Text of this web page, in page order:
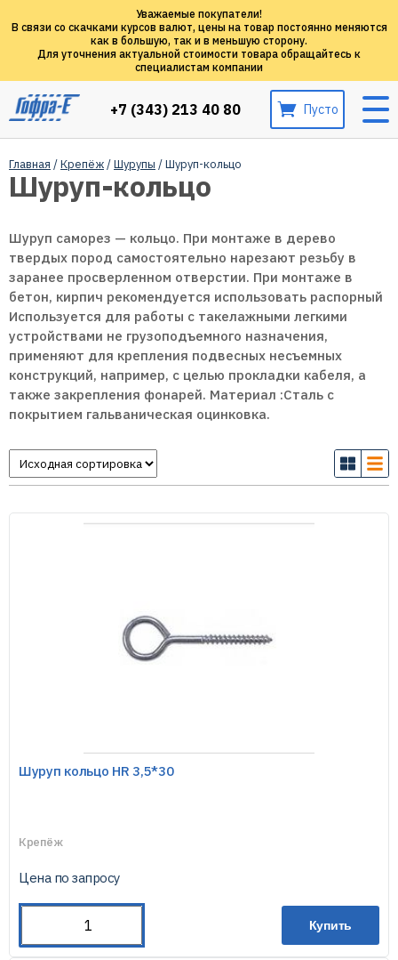
Уважаемые покупатели!
В связи со скачками курсов валют, цены на товар постоянно меняются
как в большую, так и в меньшую сторону.
Для уточнения актуальной стоимости товара обращайтесь к
специалистам компании
+7 (343) 213 40 80 Пусто
Главная /Крепёж/Шурупы / Шуруп-кольцо
Шуруп-кольцо
Шуруп саморез — кольцо. При монтаже в дерево
твердых пород самостоятельно нарезают резьбу в
заранее просверленном отверстии. При монтаже в
бетон, кирпич рекомендуется использовать распорный
Используется для работы с такелажными легкими
устройствами не грузоподъемного назначения,
применяют для крепления подвесных несъемных
конструкций, например, с целью прокладки кабеля, а
также закрепления фонарей. Материал :Сталь с
покрытием гальваническая оцинковка.
Шуруп кольцо HR 3,5*30
Крепёж
Цена по запросу
Купить